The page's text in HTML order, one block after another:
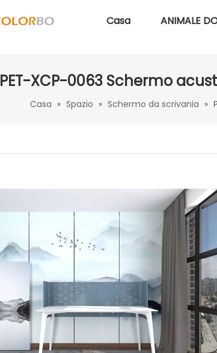
Casa ANIMALE
PET-XCP-0063 Schermo
Casa » Spazio » Schermo da scrivania »